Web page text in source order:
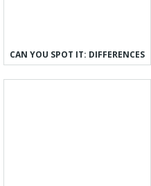
CAN YOU SPOT IT: DIFFERENCES